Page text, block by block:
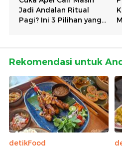
Rekomendasi untuk
detikFood